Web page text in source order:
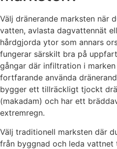
Välj dränerande marksten när
vatten, avlasta dagvattennät
hårdgjorda ytor som annars
fungerar särskilt bra på
gångar där infiltration i
fortfarande använda
bygger ett tillräckligt tjockt
(makadam) och har ett
extremregn.
Välj traditionell marksten där
från byggnad och leda vattnet